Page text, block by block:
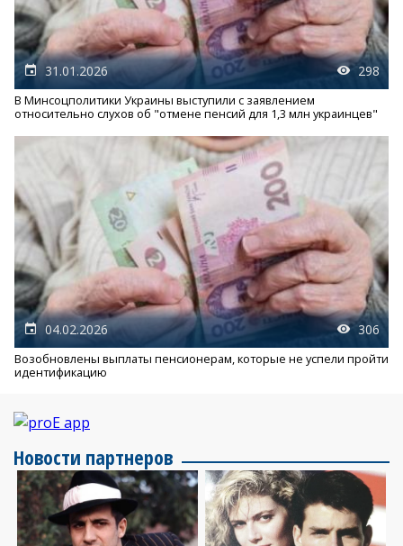
31.01.2026 298
В Минсоцполитики Украины выступили с заявлением
относительно слухов об "отмене пенсий для 1,3 млн украинцев"
04.02.2026 306
Возобновлены выплаты пенсионерам, которые не успели пройти
идентификацию
Новости партнеров